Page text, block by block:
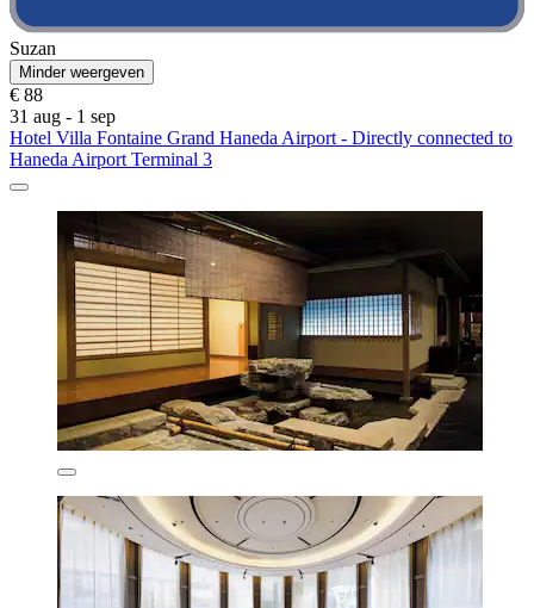
Suzan
Minder weergeven
€ 88
31 aug - 1 sep
Hotel Villa Fontaine Grand Haneda Airport - Directly connected to
Haneda Airport Terminal 3